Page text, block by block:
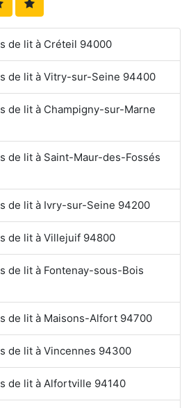
de lit à Créteil 94000
de lit à Vitry-sur-Seine 94400
de lit à Champigny-sur-Marne
de lit à Saint-Maur-des-Fossés
de lit à Ivry-sur-Seine 94200
de lit à Villejuif 94800
de lit à Fontenay-sous-Bois
de lit à Maisons-Alfort 94700
de lit à Vincennes 94300
de lit à Alfortville 94140